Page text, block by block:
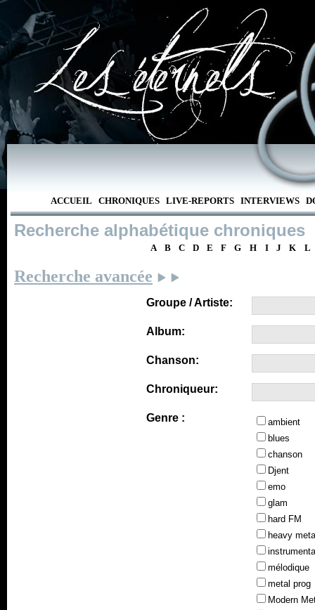
ACCUEIL CHRONIQUES LIVE-REPORTS INTERVIEWS
Recherche alphabétique chroniques
A B C D E F G H I J K L
Recherche avancée
Groupe / Artiste:
Album:
Chanson:
Chroniqueur:
Genre :
ambient
blues
chanson
Djent
emo
glam
hard FM
heavy
mélodique
metal prog
Modern